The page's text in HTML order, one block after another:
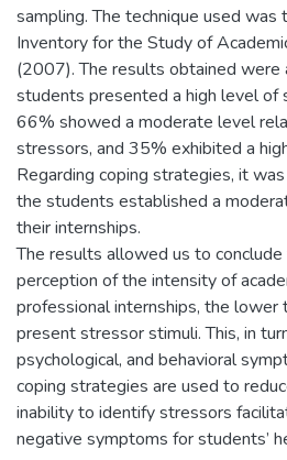
sampling. The technique used
Inventory for the Study of
(2007). The results obtained
students presented a high level of
66% showed a moderate level
stressors, and 35% exhibited a
Regarding coping strategies, it
the students established a
their internships.
The results allowed us to
perception of the intensity of
professional internships, the lower
present stressor stimuli. This, in
psychological, and behavioral
coping strategies are used to
inability to identify stressors
negative symptoms for students’